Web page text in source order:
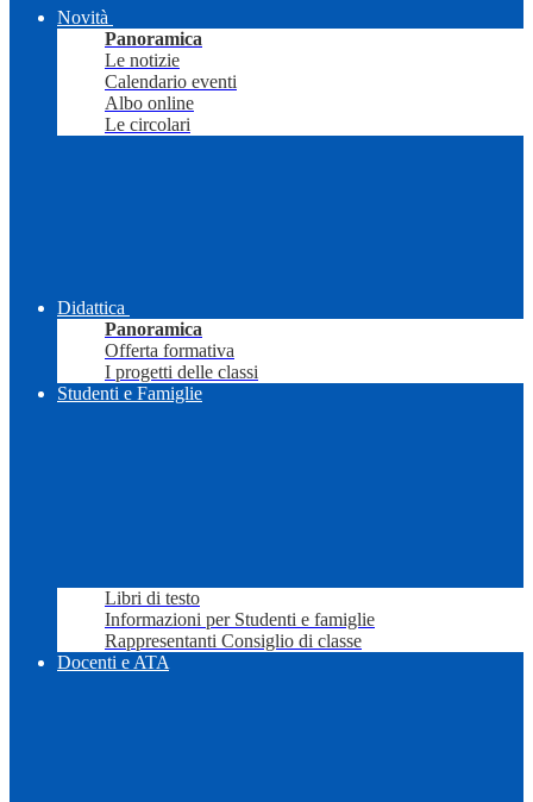
Novità
Panoramica
Le notizie
Calendario eventi
Albo online
Le circolari
Didattica
Panoramica
Offerta formativa
I progetti delle classi
Studenti e Famiglie
Libri di testo
Informazioni per Studenti e famiglie
Rappresentanti Consiglio di classe
Docenti e ATA